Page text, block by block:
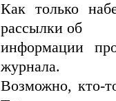
Как только
рассылки об
информации
журнала.
Возможно, кто-